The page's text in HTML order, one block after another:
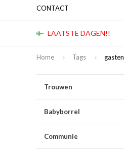
CONTACT
LAATSTE DAGEN!!
Home Tags
Trouwen
Babyborrel
Communie